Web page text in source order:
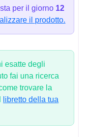
per il giorno 12
il prodotto.
esatte degli
fai una ricerca
trovare la
libretto della tua